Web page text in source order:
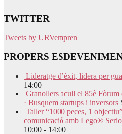
TWITTER
Tweets by URVempren
PROPERS
Lideratge d’èxit, lidera per
14:00
Granollers acull el 85è Fòrum
· Busquem startups i inversors
Taller “1000 peces, 1
comunicació amb Lego®
10:00 - 14:00